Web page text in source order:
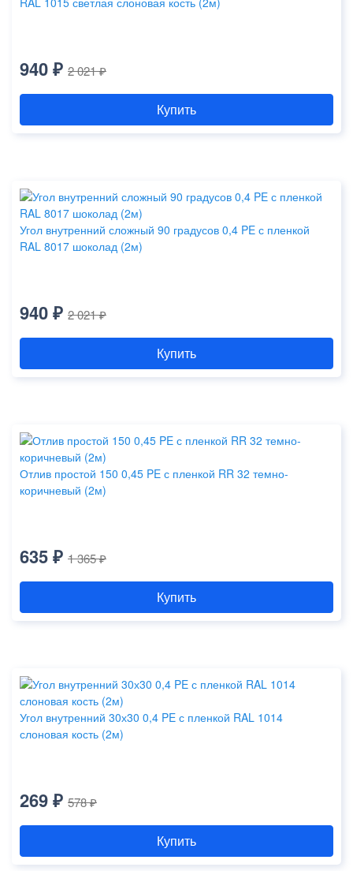
940 ₽ 2 021 ₽
Купить
Угол внутренний сложный 90 градусов 0,4 PE с пленкой
RAL 8017 шоколад (2м)
940 ₽ 2 021 ₽
Купить
Отлив простой 150 0,45 PE с пленкой RR 32 темно-
коричневый (2м)
635 ₽ 1 365 ₽
Купить
Угол внутренний 30х30 0,4 PE с пленкой RAL 1014
слоновая кость (2м)
269 ₽ 578 ₽
Купить